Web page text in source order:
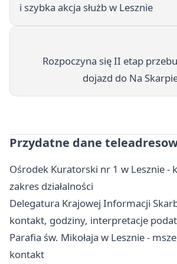
i szybka akcja służb w Lesznie
Rozpoczyna się II etap
dojazd do Na
Przydatne dane
Ośrodek Kuratorski nr 1 w Lesznie -
zakres działalności
Delegatura Krajowej Informacji
kontakt, godziny, interpretacje
Parafia św. Mikołaja w Lesznie -
kontakt